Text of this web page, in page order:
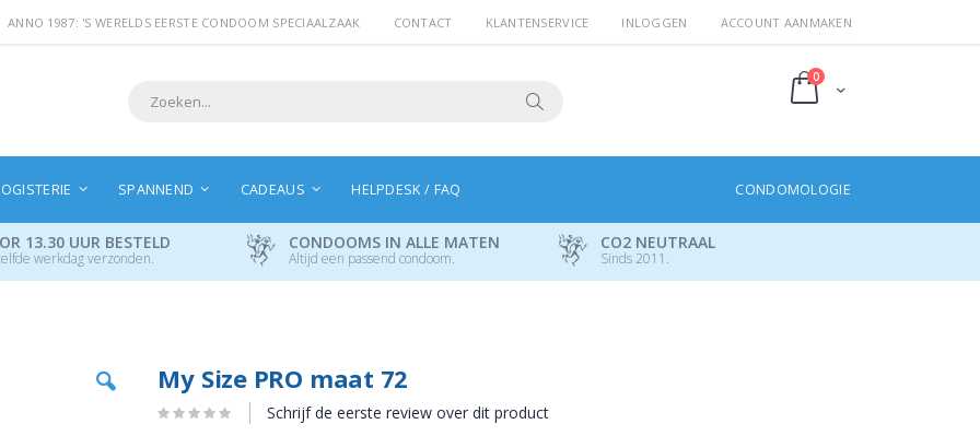
ANNO 1987: 'S WERELDS EERSTE CONDOOM SPECIAALZAAK CONTACT KLANTENSERVICE INLOGGEN ACCOUNT AANMAKEN
Cart
0producten
SPANNEND CADEAUS HELPDESK / FAQ CONDOMOLOGIE
13.30 UUR BESTELD
werkdag verzonden.
CONDOOMS IN ALLE MATEN
Altijd een passend condoom.
CO2 NEUTRAAL
Sinds 2011.
naar
begin
My Size PRO maat 72
Schrijf de eerste review over dit product